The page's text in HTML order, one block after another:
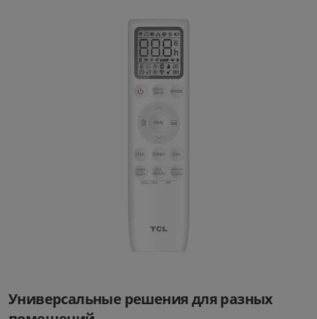
Универсальные решения для разных
09CHSD/TPG11IHB (белый)